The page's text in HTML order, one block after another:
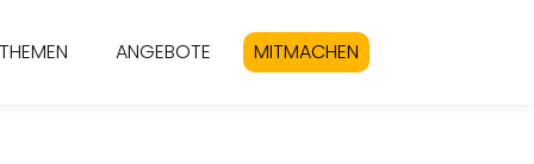
THEMEN ANGEBOTE MITMACHEN